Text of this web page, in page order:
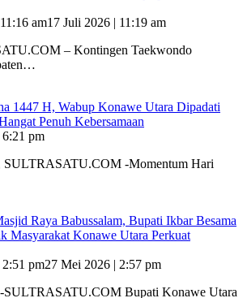
am17 Juli 2026 | 11:19 am
– Kontingen Taekwondo
1447 H, Wabup Konawe Utara Dipadati
Penuh Kebersamaan
pm
-Momentum Hari
Raya Babussalam, Bupati Ikbar Besama
Masyarakat Konawe Utara Perkuat
pm27 Mei 2026 | 2:57 pm
Bupati Konawe Utara